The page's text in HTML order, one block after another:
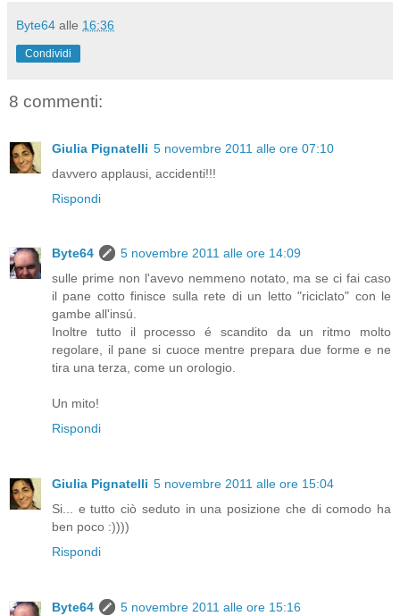
Byte64 alle 16:36
Condividi
8 commenti:
Giulia Pignatelli 5 novembre 2011 alle ore 07:10
davvero applausi, accidenti!!!
Rispondi
Byte64
5 novembre 2011 alle ore 14:09
sulle prime non l'avevo nemmeno notato, ma se ci fai caso
il pane cotto finisce sulla rete di un letto "riciclato" con le
gambe all'insú.
Inoltre tutto il processo é scandito da un ritmo molto
regolare, il pane si cuoce mentre prepara due forme e ne
tira una terza, come un orologio.
Un mito!
Rispondi
Giulia Pignatelli 5 novembre 2011 alle ore 15:04
Si... e tutto ciò seduto in una posizione che di comodo ha
ben poco :))))
Rispondi
Byte64
5 novembre 2011 alle ore 15:16